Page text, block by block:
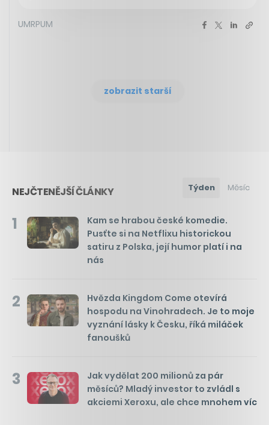
UMRPUM
zobrazit starší
NEJČTENĚJŠÍ ČLÁNKY Týden Měsíc
1
Kam se hrabou české komedie.
Pusťte si na Netflixu historickou
satiru z Polska, její humor platí i na
nás
2
Hvězda Kingdom Come otevírá
hospodu na Vinohradech. Je to moje
vyznání lásky k Česku, říká miláček
fanoušků
3
Jak vydělat 200 milionů za pár
měsíců? Mladý investor to zvládl s
akciemi Xeroxu, ale chce mnohem víc